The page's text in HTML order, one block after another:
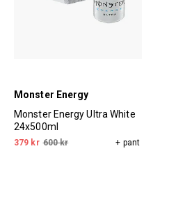
Monster Energy
Monster Energy Ultra White
24x500ml
379 kr 600 kr + pant